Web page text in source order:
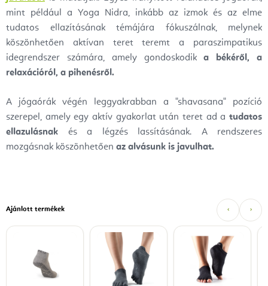
mint például a Yoga Nidra, inkább az izmok és az elme
tudatos ellazításának témájára fókuszálnak, melynek
köszönhetően aktívan teret teremt a paraszimpatikus
idegrendszer számára, amely gondoskodika békéről, a
relaxációról, a pihenésről.
A jógaórák végén leggyakrabban a "shavasana" pozíció
szerepel, amely egy aktív gyakorlat után teret ad a tudatos
ellazulásnak és a légzés lassításának. A rendszeres
mozgásnak köszönhetően az alvásunk is javulhat.
Ajánlott termékek ‹ ›